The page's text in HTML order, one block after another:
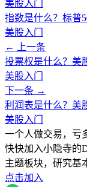
美股入门
指数是什么？标普
美股入门
← 上一条
投票权是什么？美
美股入门
下一条 →
利润表是什么？美
美股入门
一个人做交易，亏
快快加入小隐寺的
主题板块，研究基
点击加入